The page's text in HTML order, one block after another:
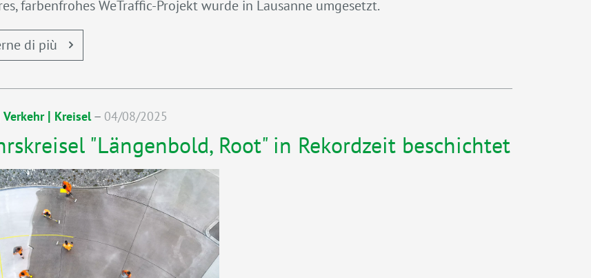
farbenfrohes WeTraffic-Projekt wurde in Lausanne umgesetzt.
di più
Verkehr| Kreisel– 04/08/2025
"Längenbold, Root" in Rekordzeit beschichtet